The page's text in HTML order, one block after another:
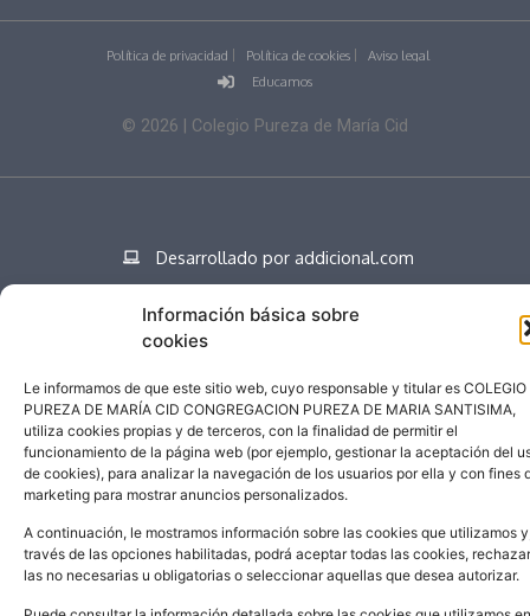
Información básica sobre
cookies
Le informamos de que este sitio web, cuyo responsable y titular es COLEGIO
PUREZA DE MARÍA CID CONGREGACION PUREZA DE MARIA SANTISIMA,
utiliza cookies propias y de terceros, con la finalidad de permitir el
funcionamiento de la página web (por ejemplo, gestionar la aceptación del
de cookies), para analizar la navegación de los usuarios por ella y con fines
marketing para mostrar anuncios personalizados.
A continuación, le mostramos información sobre las cookies que utilizamos
través de las opciones habilitadas, podrá aceptar todas las cookies, rechazar
las no necesarias u obligatorias o seleccionar aquellas que desea autorizar.
Política de privacidad Política de cookies
Aviso legal
Educamos
© 2026 | Colegio Pureza de María Cid
Desarrollado por addicional.com